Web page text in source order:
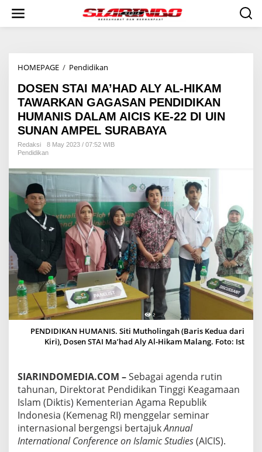
i
HOMEPAGE / Pendidikan
S
E
N
S
T
A
A
A
D
A
L
Y
L
H
I
K
A
M
T
A
R
K
A
N
G
A
G
DOSEN STAI MA’HAD ALY AL-HIKAM
TAWARKAN GAGASAN PENDIDIKAN
HUMANIS DALAM AICIS KE-22 DI UIN
SUNAN AMPEL SURABAYA
Redaksi
8 May 2023 / 07:52 WIB
Pendidikan
PENDIDIKAN HUMANIS. Siti Mutholingah (Baris Kedua dari
Kiri), Dosen STAI Ma’had Aly Al-Hikam Malang. Foto: Ist
SIARINDOMEDIA.COM –Sebagai agenda rutin
tahunan, Direktorat Pendidikan Tinggi Keagamaan
Islam (Diktis) Kementerian Agama Republik
Indonesia (Kemenag RI) menggelar seminar
internasional bergengsi bertajukAnnual
International Conference on Islamic Studies(AICIS).